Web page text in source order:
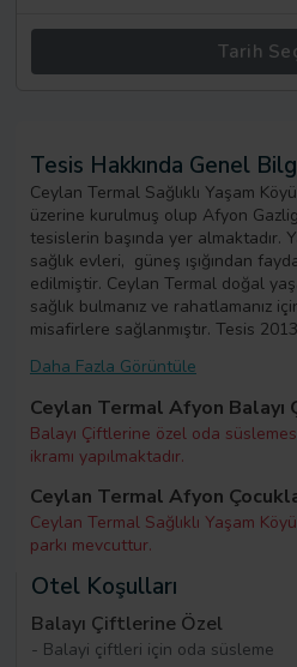
Tarih
Tesis Hakkında Genel
Ceylan Termal Sağlıklı Yaşam
üzerine kurulmuş olup Afyon
tesislerin başında yer almaktadır.
sağlık evleri, güneş ışığından
edilmiştir. Ceylan Termal doğal
sağlık bulmanız ve rahatlamanız
misafirlere sağlanmıştır. Tesis
Daha Fazla Görüntüle
Ceylan Termal Afyon
Balayı Çiftlerine özel oda
ikramı yapılmaktadır.
Ceylan Termal Afyon
Ceylan Termal Sağlıklı Yaşam
parkı mevcuttur.
Otel Koşulları
Balayı Çiftlerine Özel
- Balayi çiftleri için oda süsleme